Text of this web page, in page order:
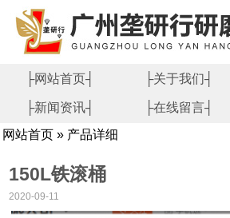
├网站首页┤ ├关于我们┤
├新闻资讯┤ ├在线留言┤
网站首页 » 产品详细
150L铁滚桶
2020-09-11